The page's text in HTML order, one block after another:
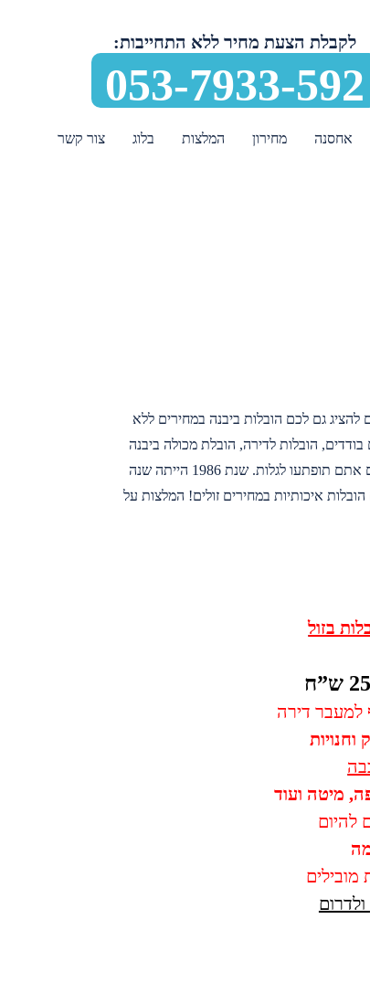
לקבלת הצעת מחיר ללא התחייבות:
053-7933-592
אחסנה מחירון המלצות בלוג צור קשר
גם לכם הובלות ביבנה במחירים ללא
הובלות לדירה, הובלת מכולה ביבנה
והובלות לעסקים. מי מוביל עבורכם? אך ורק מובילים מומלצים ביבנה! כמה עולה הובלה דרכנו? גם אתם תופתעו לגלות. שנת 1986 הייתה שנה
להיות מרגשת עוד יותר עם הובלות איכותיות במחירים זולים! המלצות על
בזול
למעבר דירה
מיטה ועוד
להיום